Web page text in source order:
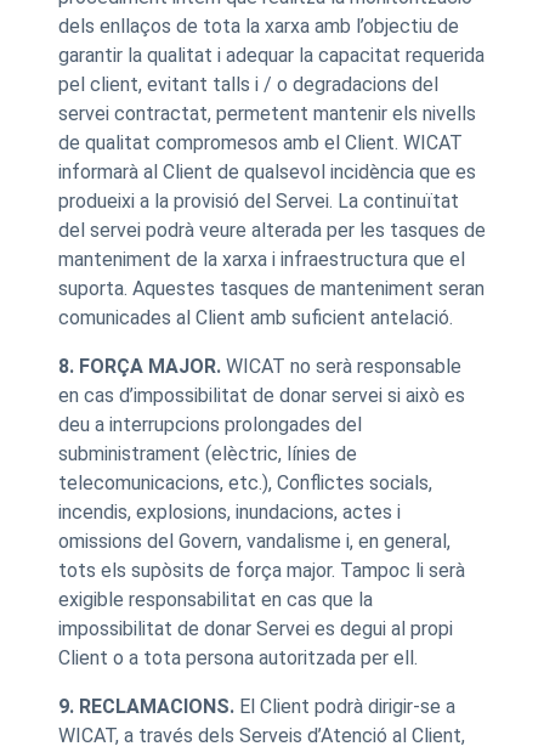
dels enllaços de tota la xarxa amb l’objectiu de
garantir la qualitat i adequar la capacitat requerida
pel client, evitant talls i / o degradacions del
servei contractat, permetent mantenir els nivells
de qualitat compromesos amb el Client. WICAT
informarà al Client de qualsevol incidència que es
produeixi a la provisió del Servei. La continuïtat
del servei podrà veure alterada per les tasques de
manteniment de la xarxa i infraestructura que el
suporta. Aquestes tasques de manteniment seran
comunicades al Client amb suficient antelació.
8. FORÇA MAJOR. WICAT no serà responsable
en cas d’impossibilitat de donar servei si això es
deu a interrupcions prolongades del
subministrament (elèctric, línies de
telecomunicacions, etc.), Conflictes socials,
incendis, explosions, inundacions, actes i
omissions del Govern, vandalisme i, en general,
tots els supòsits de força major. Tampoc li serà
exigible responsabilitat en cas que la
impossibilitat de donar Servei es degui al propi
Client o a tota persona autoritzada per ell.
9. RECLAMACIONS. El Client podrà dirigir-se a
WICAT, a través dels Serveis d’Atenció al Client,